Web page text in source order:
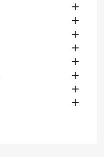







